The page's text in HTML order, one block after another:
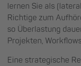
lernen Sie als
Richtige zum
so Überlastung
Projekten,
Eine strategische